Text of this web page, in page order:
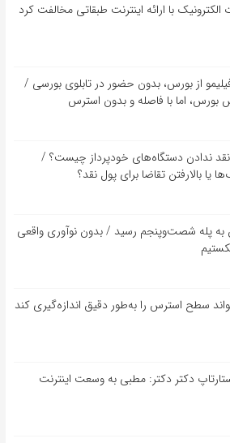
با ارائه اینترنت طبقاتی مخالفت کرد
از بورس، بدون حضور در تابلوی بورسی /
بورس، اما با فاصله و بدون استرس
ندادن دستگاه‌های خودپرداز چیست؟ /
یا بالارفتن تقاضا برای پول نقد؟
به پله شصت‌وپنجم رسید / بدون نوآوری واقعی
سطح استرس را به‌طور دقیق اندازه‌گیری کند
دکتر دکتر: مطبی به وسعت اینترنت